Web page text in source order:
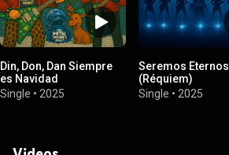
Din, Don, Dan Siempre
es Navidad
Single • 2025
Seremos Eternos
(Réquiem)
Single • 2025